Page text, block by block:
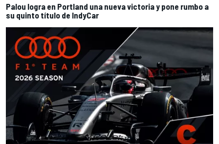
Palou logra en Portland una nueva victoria y pone rumbo a
su quinto título de IndyCar